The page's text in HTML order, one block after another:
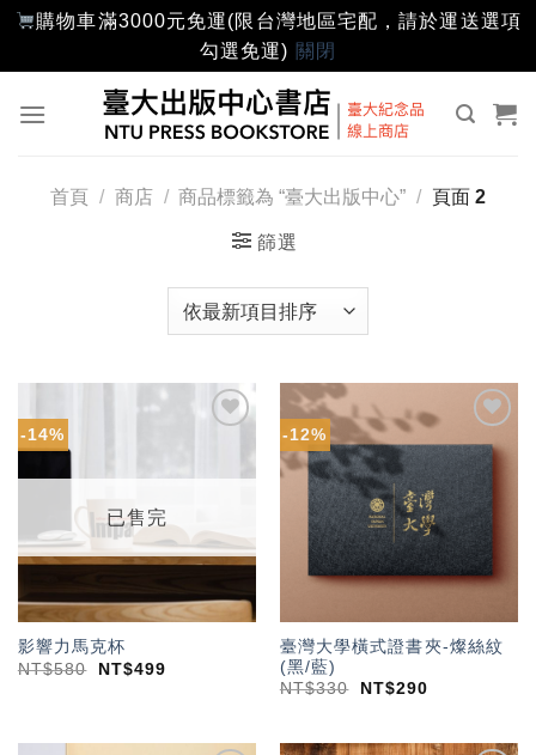
購物車滿3000元免運(限台灣地區宅配，請於運送選項
勾選免運) 關閉
首頁 / 商店 / 商品標籤為 “臺大出版中心” / 頁面 2
篩選
-14%
望輕
已售完
影響力馬克杯
NT$580 NT$499
-12%
加入
單」
臺灣大學橫式證書夾-燦絲紋
(黑/藍)
NT$330 NT$290